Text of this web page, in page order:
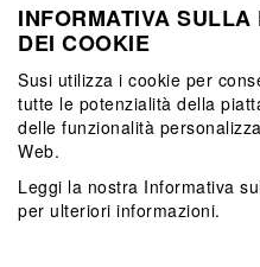
INFORMATIVA
DEI COOKIE
Susi utilizza i cookie per
tutte le potenzialità della
delle funzionalità
Web.
Leggi la nostra Informativa
per ulteriori informazioni.